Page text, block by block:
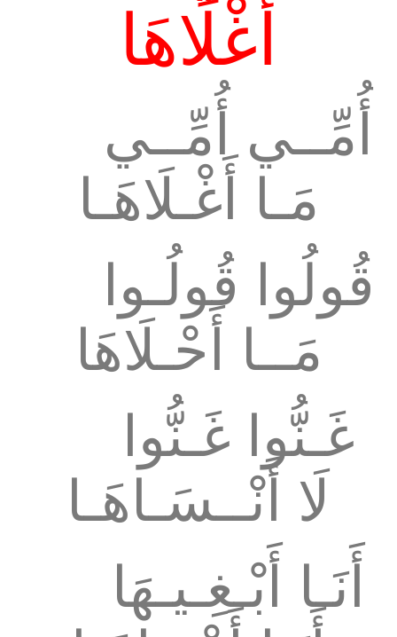
أَغْلَاهَا
أُمِّــي أُمِّــي
مَـا أَغْـلَاهَـا
قُولُوا قُولُـوا
مَــا أَحْـلَاهَا
غَـنُّوا غَـنُّوا
لَا أَنْــسَـاهَـا
أَنَـا أَبْـغِـيـهَا